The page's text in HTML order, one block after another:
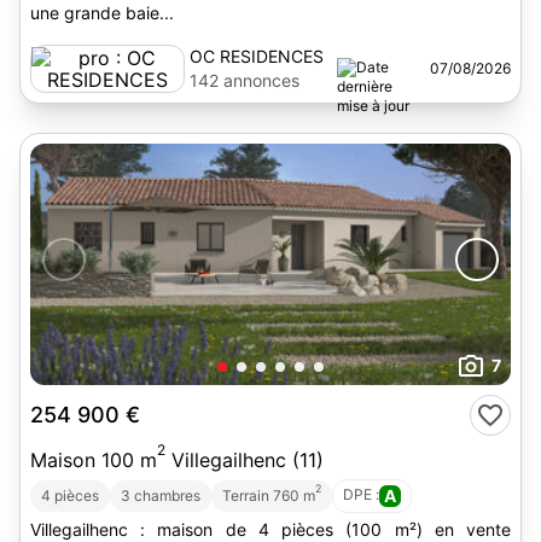
une grande baie...
OC RESIDENCES
142 annonces
07/08/2026
7
254 900 €
Maison 100 m2 Villegailhenc (11)
4 pièces 3 chambres Terrain 760 m2 DPE : A
Villegailhenc : maison de 4 pièces (100 m²) en vente